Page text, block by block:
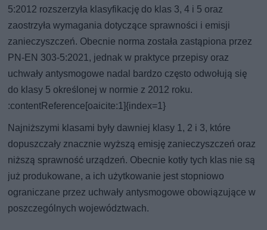
5:2012 rozszerzyła klasyfikację do klas 3, 4 i 5 oraz
zaostrzyła wymagania dotyczące sprawności i emisji
zanieczyszczeń. Obecnie norma została zastąpiona przez
PN-EN 303-5:2021, jednak w praktyce przepisy oraz
uchwały antysmogowe nadal bardzo często odwołują się
do klasy 5 określonej w normie z 2012 roku.
:contentReference[oaicite:1]{index=1}
Najniższymi klasami były dawniej klasy 1, 2 i 3, które
dopuszczały znacznie wyższą emisję zanieczyszczeń oraz
niższą sprawność urządzeń. Obecnie kotły tych klas nie są
już produkowane, a ich użytkowanie jest stopniowo
ograniczane przez uchwały antysmogowe obowiązujące w
poszczególnych województwach.